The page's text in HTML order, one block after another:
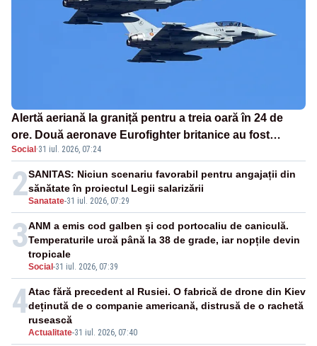
Alertă aeriană la graniță pentru a treia oară în 24 de
ore. Două aeronave Eurofighter britanice au fost
ridicate de la sol
Social ·31 iul. 2026, 07:24
2Sanatate-31 iul. 2026, 07:29
SANITAS: Niciun scenariu favorabil pentru angajații din
sănătate în proiectul Legii salarizării
3
Social -31 iul. 2026, 07:39
ANM a emis cod galben și cod portocaliu de caniculă.
Temperaturile urcă până la 38 de grade, iar nopțile devin
tropicale
4
Actualitate-31 iul. 2026, 07:40
Atac fără precedent al Rusiei. O fabrică de drone din Kiev
deținută de o companie americană, distrusă de o rachetă
rusească